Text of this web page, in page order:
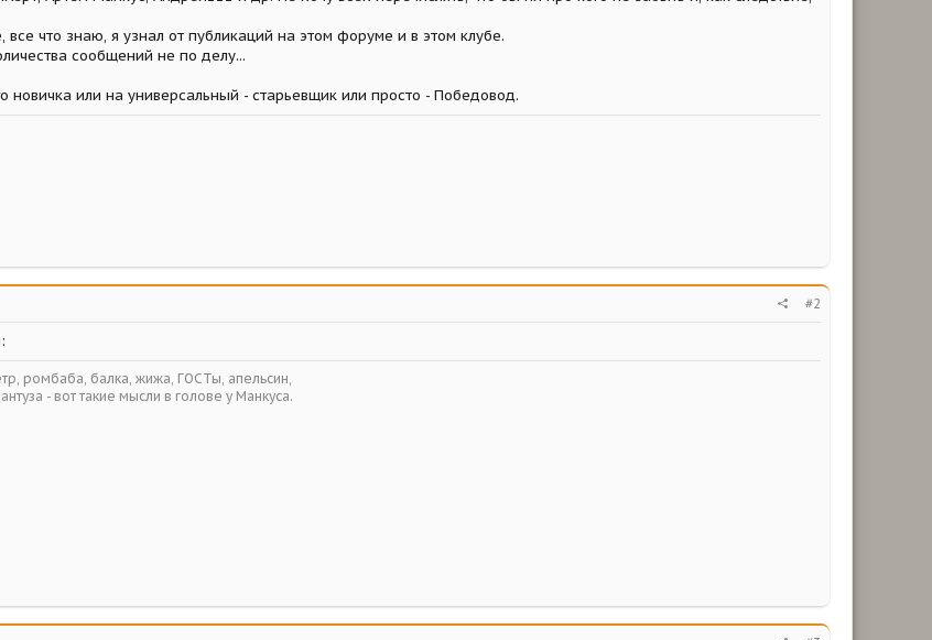
что знаю, я узнал от публикаций на этом форуме и в этом клубе.
сообщений не по делу...
новичка или на универсальный - старьевщик или просто - Победовод.
#2
ромбаба, балка, жижа, ГОСТы, апельсин,
- вот такие мысли в голове у Манкуса.